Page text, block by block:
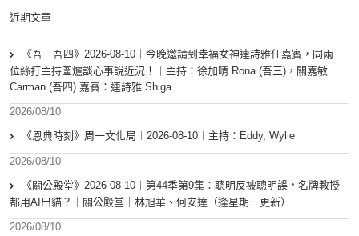
近期文章
《吾三吾四》2026-08-10｜今晚邀請到幸福女神連詩雅任嘉賓，同兩
位絲打主持圍爐談心事說近況！｜主持：徐加晴 Rona (吾三)，關嘉敏
Carman (吾四) 嘉賓：連詩雅 Shiga
2026/08/10
《恩典時刻》周一文化局︱2026-08-10︱主持：Eddy, Wylie
2026/08/10
《關公殿堂》2026-08-10︱第44季第9集：聰明反被聰明誤，名牌教授
都用AI出貓？｜關公殿堂｜林旭華、何安達（逢星期一更新）
2026/08/10